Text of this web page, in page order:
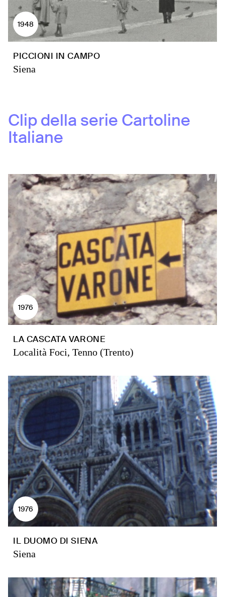
1948
PICCIONI IN CAMPO
Siena
Clip della serie Cartoline
Italiane
1976
LA CASCATA VARONE
Località Foci, Tenno (Trento)
1976
IL DUOMO DI SIENA
Siena